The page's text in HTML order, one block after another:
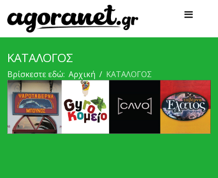
ΚΑΤΑΛΟΓΟΣ
Βρίσκεστε εδώ: Αρχική ΚΑΤΑΛΟΓΟΣ